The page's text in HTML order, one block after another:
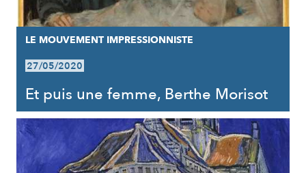
LE MOUVEMENT IMPRESSIONNISTE
27/05/2020
Et puis une femme, Berthe Morisot